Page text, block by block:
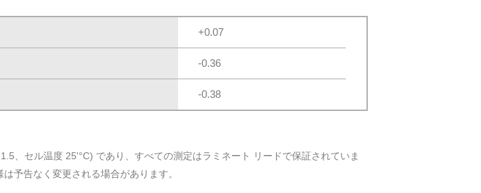
+0.07
-0.36
-0.38
、セル温度 25'°C) であり、すべての測定はラミネート リードで保証されていま
予告なく変更される場合があります。